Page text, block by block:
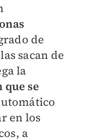
de
sacan de
la
que se
en los
a